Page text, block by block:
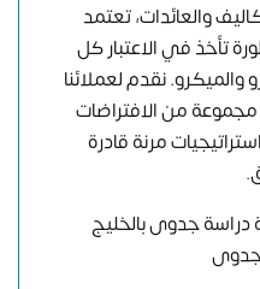
والعائدات، تعتمد
تأخذ في الاعتبار كل
والميكرو. نقدم لعملائنا
من الافتراضات
مرنة قادرة
جدوى بالخليج